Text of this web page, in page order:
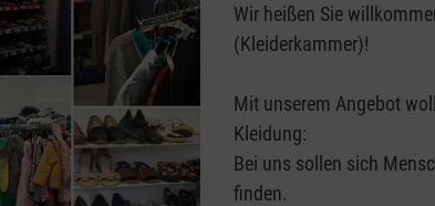
Wir heißen Sie
(Kleiderkammer)!
Mit unserem Angebot
Kleidung:
Bei uns sollen sich
finden.